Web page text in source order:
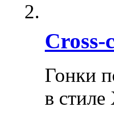
Cross-
Гонки
в стиле